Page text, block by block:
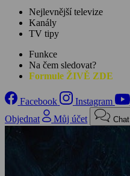
Nejlevnější televize
Kanály
TV tipy
Funkce
Na čem sledovat?
Formule ŽIVĚ ZDE
Facebook Instagram
Objednat
Můj účet Chat